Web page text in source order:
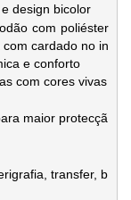
design bicolor
com poliéster
cardado no in
e conforto
com cores vivas
maior protecçã
transfer, b